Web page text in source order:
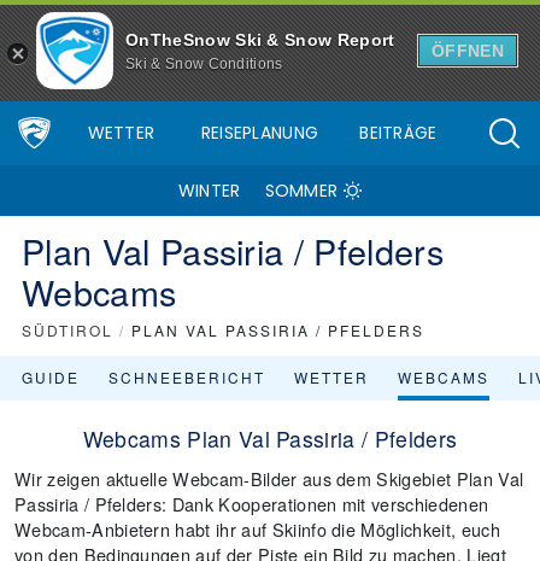
OnTheSnow Ski & Snow Report
Ski & Snow Conditions
ÖFFNEN
WETTER REISEPLANUNG BEITRÄGE
WINTER SOMMER
Plan Val Passiria / Pfelders
Webcams
SÜDTIROL / PLAN VAL PASSIRIA / PFELDERS
GUIDE SCHNEEBERICHT WETTER WEBCAMS
Webcams Plan Val Passiria / Pfelders
Wir zeigen aktuelle Webcam-Bilder aus dem Skigebiet Plan Val
Passiria / Pfelders: Dank Kooperationen mit verschiedenen
Webcam-Anbietern habt ihr auf Skiinfo die Möglichkeit, euch
von den Bedingungen auf der Piste ein Bild zu machen. Liegt